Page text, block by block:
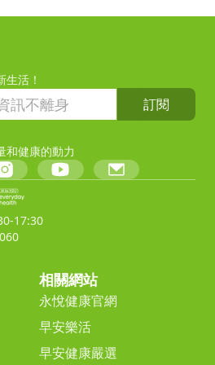
活！
訂閱
和健康的動力
17:30
相關網站
永悅健康官網
早安樂活
早安健康嚴選